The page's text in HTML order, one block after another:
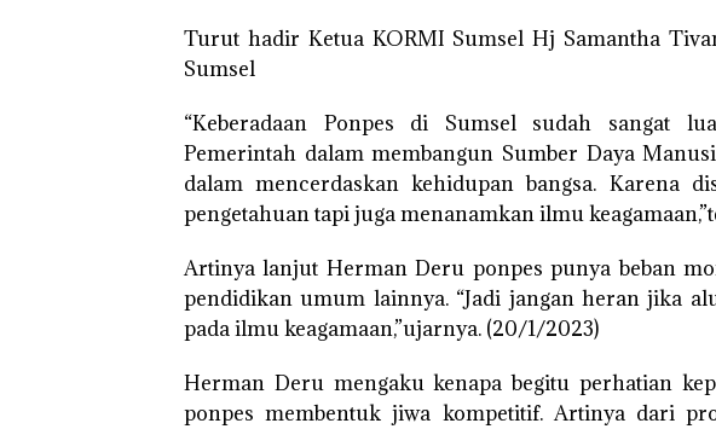
Turut hadir Ketua KORMI Sumsel Hj Samantha
Sumsel
“Keberadaan Ponpes di Sumsel sudah sangat
Pemerintah dalam membangun Sumber Daya
dalam mencerdaskan kehidupan bangsa. Karena
pengetahuan tapi juga menanamkan ilmu
Artinya lanjut Herman Deru ponpes punya beban
pendidikan umum lainnya. “Jadi jangan heran jika
pada ilmu keagamaan,”ujarnya. (20/1/2023)
Herman Deru mengaku kenapa begitu perhatian
ponpes membentuk jiwa kompetitif. Artinya dari